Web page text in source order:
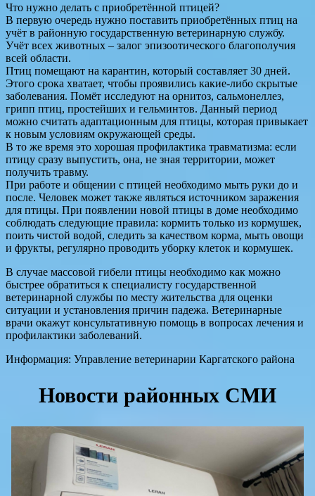
Что нужно делать с приобретённой птицей?
В первую очередь нужно поставить приобретённых птиц на
учёт в районную государственную ветеринарную службу.
Учёт всех животных – залог эпизоотического благополучия
всей области.
Птиц помещают на карантин, который составляет 30 дней.
Этого срока хватает, чтобы проявились какие-либо скрытые
заболевания. Помёт исследуют на орнитоз, сальмонеллез,
грипп птиц, простейших и гельминтов. Данный период
можно считать адаптационным для птицы, которая привыкает
к новым условиям окружающей среды.
В то же время это хорошая профилактика травматизма: если
птицу сразу выпустить, она, не зная территории, может
получить травму.
При работе и общении с птицей необходимо мыть руки до и
после. Человек может также являться источником заражения
для птицы. При появлении новой птицы в доме необходимо
соблюдать следующие правила: кормить только из кормушек,
поить чистой водой, следить за качеством корма, мыть овощи
и фрукты, регулярно проводить уборку клеток и кормушек.
В случае массовой гибели птицы необходимо как можно
быстрее обратиться к специалисту государственной
ветеринарной службы по месту жительства для оценки
ситуации и установления причин падежа. Ветеринарные
врачи окажут консультативную помощь в вопросах лечения и
профилактики заболеваний.
Информация: Управление ветеринарии Каргатского района